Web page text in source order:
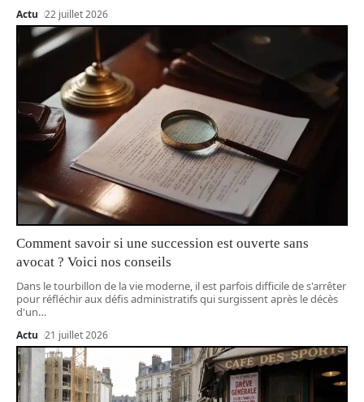
Actu 22 juillet 2026
Comment savoir si une succession est ouverte sans
avocat ? Voici nos conseils
Dans le tourbillon de la vie moderne, il est parfois difficile de s'arrêter
pour réfléchir aux défis administratifs qui surgissent après le décès
d'un…
Actu 21 juillet 2026